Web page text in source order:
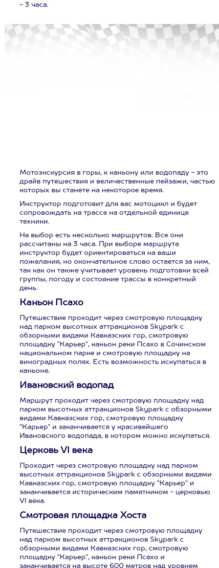
- 3 часа.
Мотоэкскурсия в горы, к каньону или водопаду - это
драйв путешествия и величественные пейзажи, частью
которых вы станете на некоторое время.
Инструктор подготовит для вас мотоцикл и будет
сопровождать на трассе на отдельной единице
техники.
На выбор есть несколько маршрутов. Все они
рассчитаны на 3 часа. При выборе маршрута
инструктор будет ориентироваться на ваши
пожелания, но окончательное слово остается за ним,
так как он также учитывает уровень подготовки всей
группы, погоду и состояние трассы в конкретный
день.
Каньон Псахо
Путешествие проходит через смотровую площадку
над парком высотных аттракционов Skypark с
обзорными видами Кавказских гор, смотровую
площадку "Карьер", каньон реки Псахо в Сочинском
национальном парке и смотровую площадку на
виноградных полях. Есть возможность искупаться в
каньоне.
Ивановский водопад
Маршрут проходит через смотровую площадку над
парком высотных аттракционов Skypark с обзорными
видами Кавказских гор, смотровую площадку
"Карьер" и заканчивается у красивейшего
Ивановского водопада, в котором можно искупаться.
Церковь VI века
Проходит через смотровую площадку над парком
высотных аттракционов Skypark с обзорными видами
Кавказских гор, смотровую площадку "Карьер" и
заканчивается историческим памятником - церковью
VI века.
Смотровая площадка Хоста
Путешествие проходит через смотровую площадку
над парком высотных аттракционов Skypark с
обзорными видами Кавказских гор, смотровую
площадку "Карьер", каньон реки Псахо и
заканчивается на высоте 600 метров над уровнем